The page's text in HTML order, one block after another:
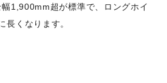
1,900mm超が標準で、ロングホイ
長くなります。